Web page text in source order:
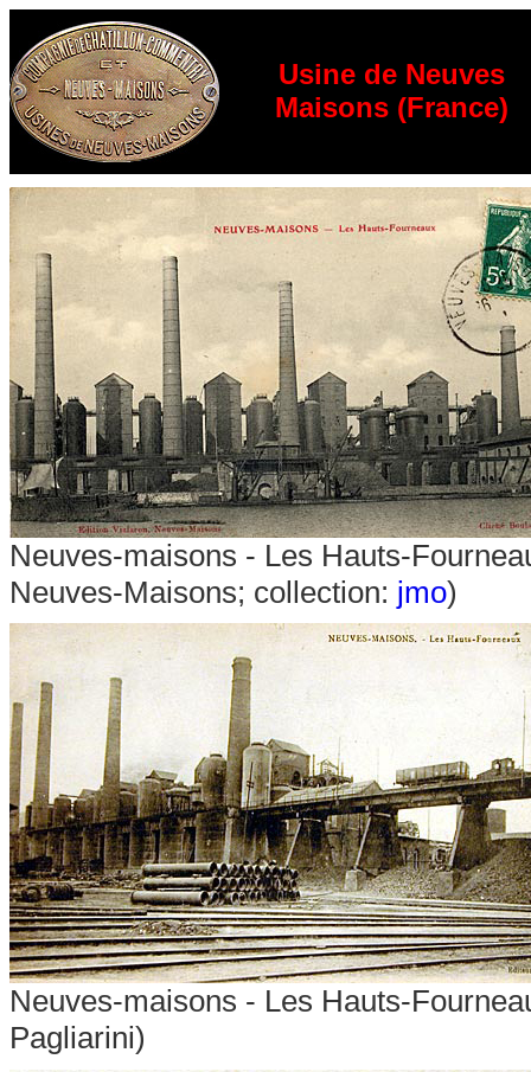
Usine de Neuves
Maisons(France)
Neuves-maisons - Les Hauts-
Neuves-Maisons; collection: jmo)
Neuves-maisons - Les Hauts-
Pagliarini)